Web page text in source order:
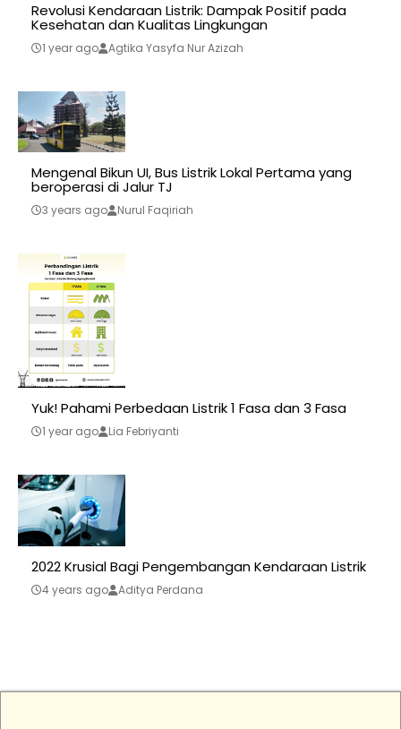
Revolusi Kendaraan Listrik: Dampak Positif pada
Kesehatan dan Kualitas Lingkungan
1 year ago Agtika Yasyfa Nur Azizah
Mengenal Bikun UI, Bus Listrik Lokal Pertama yang
beroperasi di Jalur TJ
3 years ago Nurul Faqiriah
Yuk! Pahami Perbedaan Listrik 1 Fasa dan 3 Fasa
1 year ago Lia Febriyanti
2022 Krusial Bagi Pengembangan Kendaraan Listrik
4 years ago Aditya Perdana